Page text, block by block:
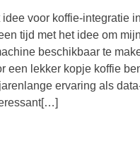
voor koffie-integratie
tijd met het idee om
beschikbaar te
een lekker kopje koffie
ervaring als